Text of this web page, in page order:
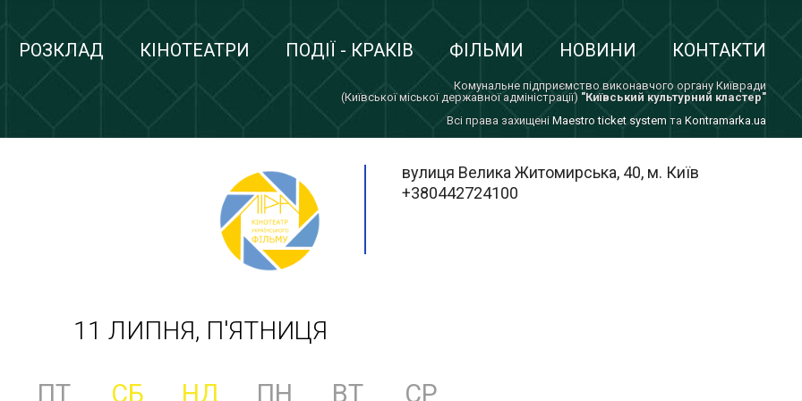
РОЗКЛАД КІНОТЕАТРИ ПОДІЇ - КРАКІВ ФІЛЬМИ НОВИНИ КОНТАКТИ
Комунальне підприємство виконавчого органу Київради
(Київської міської державної адміністрації) "Київський культурний кластер"
Всi права захищенi Maestro ticket system та Kontramarka.ua
вулиця Велика Житомирська, 40, м. Київ
+380442724100
11 ЛИПНЯ, П'ЯТНИЦЯ
ПТ СБ НД ПН ВТ СР